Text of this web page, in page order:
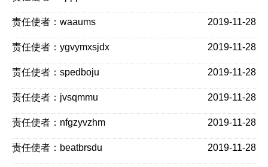
责任使者：waaums 2019-11-28
责任使者：ygvymxsjdx 2019-11-28
责任使者：spedboju 2019-11-28
责任使者：jvsqmmu 2019-11-28
责任使者：nfgzyvzhm 2019-11-28
责任使者：beatbrsdu 2019-11-28